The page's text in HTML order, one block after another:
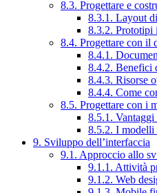
8.3. Progettare e
8.3.1. Layout
8.3.2. Prototipi
8.4. Progettare con il
8.4.1.
8.4.2. Benefici
8.4.3. Risorse
8.4.4. Come
8.5. Progettare con i
8.5.1.
8.5.2. I modelli
9. Sviluppo dell’interfaccia
9.1. Approccio allo
9.1.1. Attività
9.1.2. Web